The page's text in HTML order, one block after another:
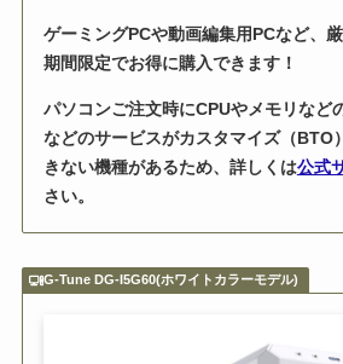
ゲーミングPCや動画編集用PCなど、
期間限定でお得に購入できます！
パソコンご注文時にCPUやメモリなど
などのサービスがカスタマイズ（BTO
きない機種があるため、詳しくは公式
さい。
G-Tune DG-I5G60(ホワイトカラーモデル)